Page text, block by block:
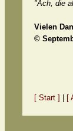
"Ach, die
Vielen
©
[ Start ] [